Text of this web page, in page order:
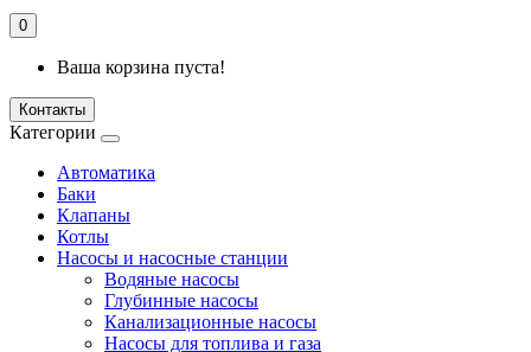
0
Ваша корзина пуста!
Контакты
Категории
Автоматика
Баки
Клапаны
Котлы
Насосы и насосные станции
Водяные насосы
Глубинные насосы
Канализационные насосы
Насосы для топлива и газа